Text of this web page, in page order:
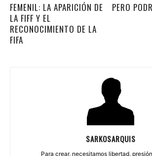
FEMENIL: LA APARICIÓN DE
LA FIFF Y EL
RECONOCIMIENTO DE LA
FIFA
PERO
SARKOSARQUIS
Para crear, necesitamos libertad,